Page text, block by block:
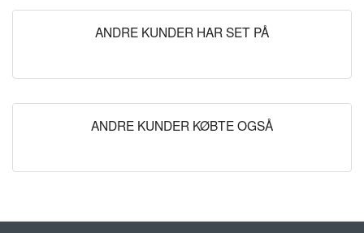
ANDRE KUNDER HAR SET PÅ
ANDRE KUNDER KØBTE OGSÅ